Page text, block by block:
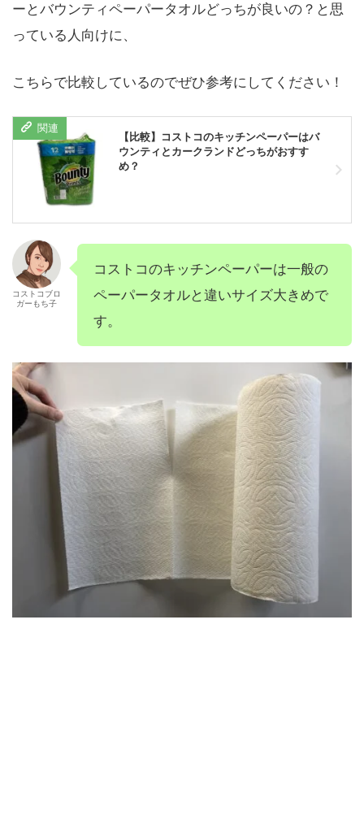
ーとバウンティペーパータオルどっちが良いの？と思
っている人向けに、
こちらで比較しているのでぜひ参考にしてください！
【比較】コストコのキッチンペーパーはバ
ウンティとカークランドどっちがおすす
め？
コストコブロ
ガーもち子
コストコのキッチンペーパーは一般の
ペーパータオルと違いサイズ大きめで
す。